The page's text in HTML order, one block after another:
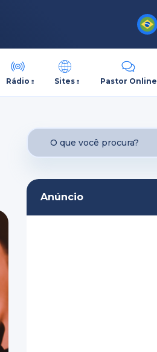
Rádio Sites Pastor Online
Anúncio